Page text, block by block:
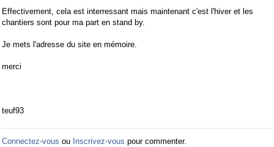
Effectivement, cela est interressant mais maintenant c'est l'hiver et les
chantiers sont pour ma part en stand by.
Je mets l'adresse du site en mémoire.
merci
teuf93
Connectez-vous ou Inscrivez-vous pour commenter.